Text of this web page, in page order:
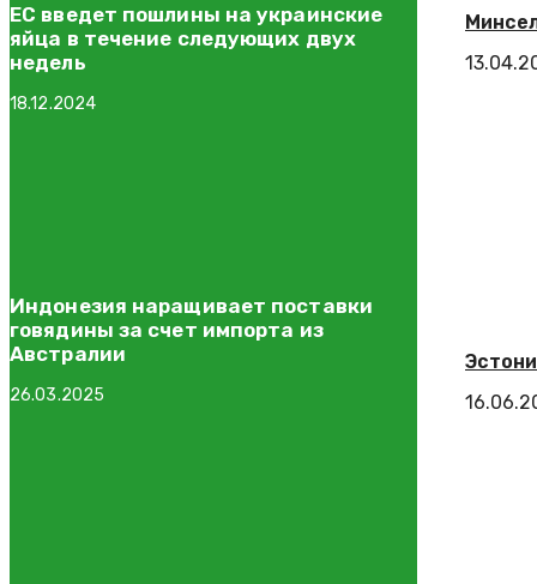
ЕС введет пошлины на украинские
яйца в течение следующих двух
недель
18.12.2024
Индонезия наращивает поставки
говядины за счет импорта из
Австралии
26.03.2025